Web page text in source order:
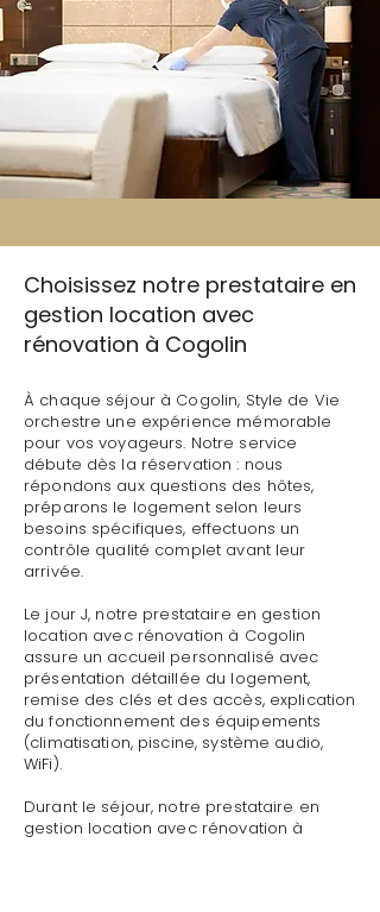
Choisissez notre prestataire en
gestion location avec
rénovation à Cogolin
À chaque séjour à Cogolin, Style de Vie
orchestre une expérience mémorable
pour vos voyageurs. Notre service
débute dès la réservation : nous
répondons aux questions des hôtes,
préparons le logement selon leurs
besoins spécifiques, effectuons un
contrôle qualité complet avant leur
arrivée.
Le jour J, notre prestataire en gestion
location avec rénovation à Cogolin
assure un accueil personnalisé avec
présentation détaillée du logement,
remise des clés et des accès, explication
du fonctionnement des équipements
(climatisation, piscine, système audio,
WiFi).
Durant le séjour, notre prestataire en
gestion location avec rénovation à